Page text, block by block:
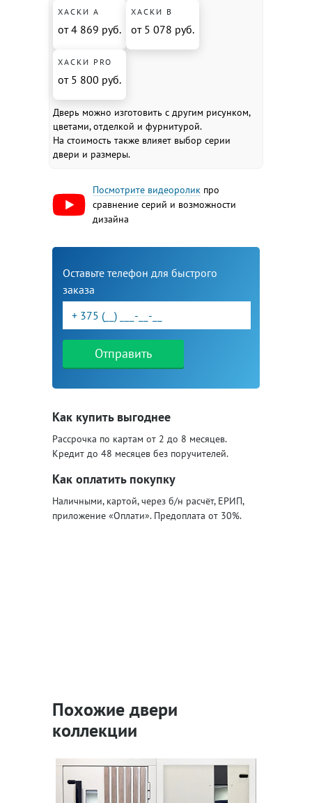
ХАСКИ А
от 4 869 руб.
ХАСКИ В
от 5 078 руб.
ХАСКИ PRO
от 5 800 руб.
Дверь можно изготовить с другим рисунком,
цветами, отделкой и фурнитурой.
На стоимость также влияет выбор серии
двери и размеры.
Посмотрите видеоролик про
сравнение серий и возможности
дизайна
Оставьте телефон для быстрого
заказа
Отправить
Как купить выгоднее
Рассрочка по картам от 2 до 8 месяцев.
Кредит до 48 месяцев без поручителей.
Как оплатить покупку
Наличными, картой, через б/н расчёт, ЕРИП,
приложение «Оплати». Предоплата от 30%.
Похожие двери
коллекции